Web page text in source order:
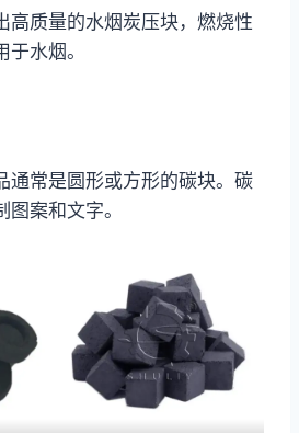
高质量的水烟炭压块，燃烧性
水烟。
通常是圆形或方形的碳块。碳
案和文字。